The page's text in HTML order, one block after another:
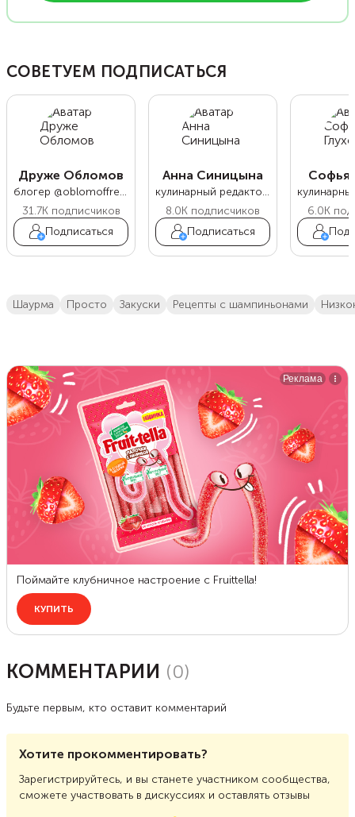
СОВЕТУЕМ ПОДПИСАТЬСЯ
Друже Обломов
блогер @oblomoffrecipe
31.7Kподписчиков
Подписаться
Анна Синицына
кулинарный редактор Food.ru
8.0K подписчиков
Подписаться
Софья
6.0K
шаурма просто закуски рецепты с шампиньонами
КОММЕНТАРИИ (0)
Будьте первым, кто оставит комментарий
Хотите прокомментировать?
Зарегистрируйтесь, и вы станете участником сообщества,
сможете участвовать в дискуссиях и оставлять отзывы